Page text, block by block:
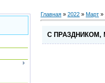
Главная » 2022 » Март »
С